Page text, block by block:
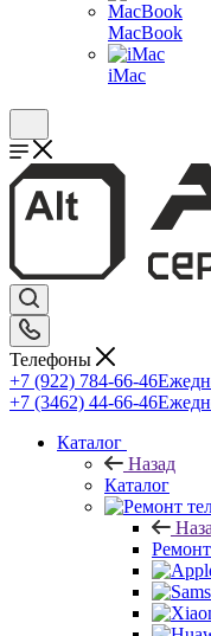
MacBook
iMac
Телефоны
+7 (922) 784-66-46
+7 (3462) 44-66-46
Каталог
Назад
Каталог